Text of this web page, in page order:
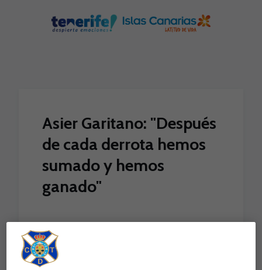
Asier Garitano: "Después
de cada derrota hemos
sumado y hemos
ganado"